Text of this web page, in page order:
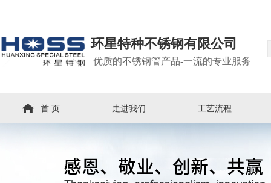
环星特种不锈钢有限公司
优质的不锈钢管产品-一流的专业服务
首 页 走进我们 工艺流程